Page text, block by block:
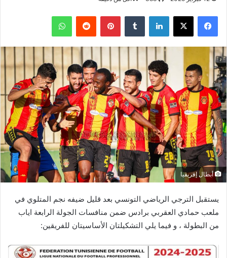
فيسبوك ‫X لينكدإن بينتيريست واتساب
أبطال إفريقيا
يستقبل الترجي الرياضي التونسي بعد قليل ضيفه نجم المتلوي في
ملعب حمادي العقربي برادس ضمن منافسات الجولة الرابعة اياب
من البطولة ، و فيما يلي التشكيلتان الأساسيتان للفريقين: